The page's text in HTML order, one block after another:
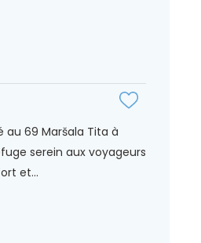
au 69 Maršala Tita à
serein aux voyageurs
et...